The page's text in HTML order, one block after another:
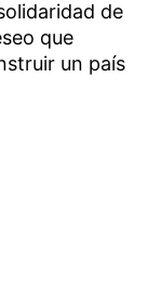
de
que
un país